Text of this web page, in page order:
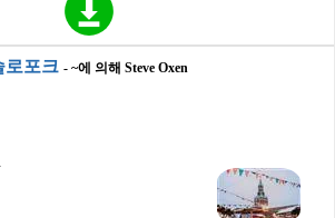
로포크 - ~에 의해 Steve Oxen